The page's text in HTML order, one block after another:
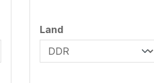
Landauswählen